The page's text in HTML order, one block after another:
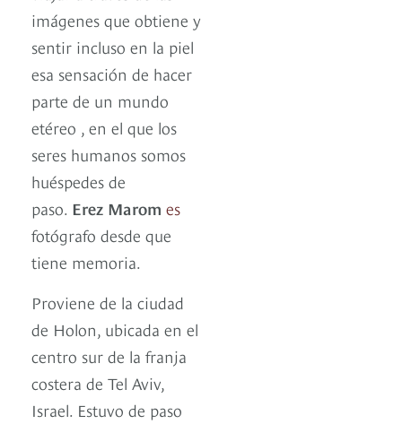
imágenes que obtiene y
sentir incluso en la piel
esa sensación de hacer
parte de un mundo
etéreo , en el que los
seres humanos somos
huéspedes de
paso. Erez Marom es
fotógrafo desde que
tiene memoria.
Proviene de la ciudad
de Holon, ubicada en el
centro sur de la franja
costera de Tel Aviv,
Israel. Estuvo de paso